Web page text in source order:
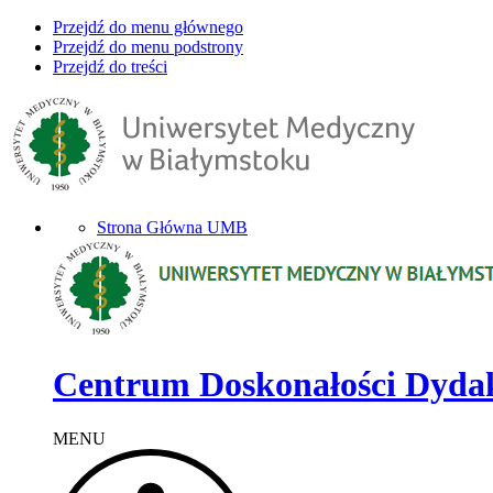
Przejdź do menu głównego
Przejdź do menu podstrony
Przejdź do treści
Strona Główna UMB
Centrum Doskonałości
MENU